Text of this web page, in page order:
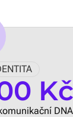
Kč
DNA